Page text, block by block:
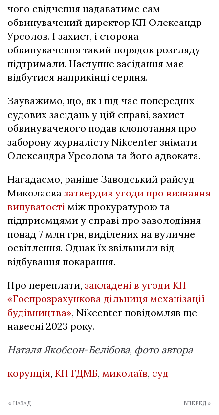
чого свідчення надаватиме сам
обвинувачений директор КП Олександр
Урсолов. І захист, і сторона
обвинувачення такий порядок розгляду
підтримали. Наступне засідання має
відбутися наприкінці серпня.
Зауважимо, що, як і під час попередніх
судових засідань у цій справі, захист
обвинуваченого подав клопотання про
заборону журналісту Nikcenter знімати
Олександра Урсолова та його адвоката.
Нагадаємо, раніше Заводський райсуд
Миколаєва затвердив угоди про визнання
винуватості між прокуратурою та
підприємцями у справі про заволодіння
понад 7 млн грн, виділених на вуличне
освітлення. Однак їх звільнили від
відбування покарання.
Про переплати, закладені в угоди КП
«Госпрозрахункова дільниця механізації
будівництва», Nikcenter повідомляв ще
навесні 2023 року.
Наталя Якобсон-Белібова, фото автора
корупція, КП ГДМБ, миколаїв, суд
« НАЗАД ВПЕРЕД »